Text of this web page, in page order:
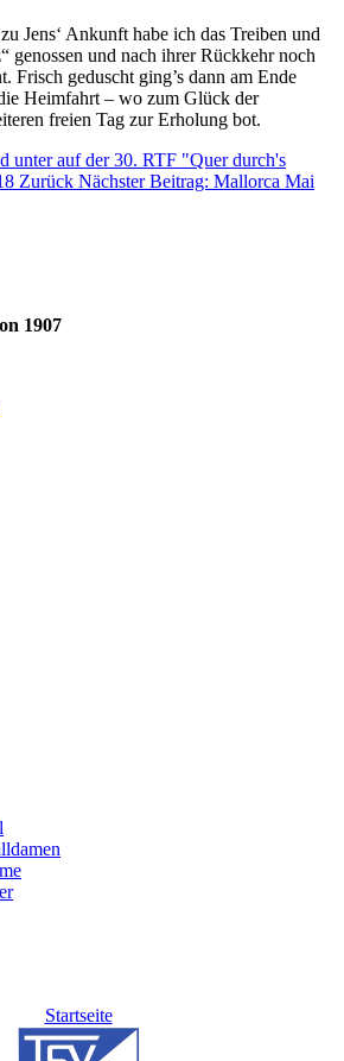
Jens‘ Ankunft habe ich das Treiben und
genossen und nach ihrer Rückkehr noch
Frisch geduscht ging’s dann am Ende
Heimfahrt – wo zum Glück der
freien Tag zur Erholung bot.
unter auf der 30. RTF "Quer durch's
Zurück Nächster Beitrag: Mallorca Mai
1907
Startseite